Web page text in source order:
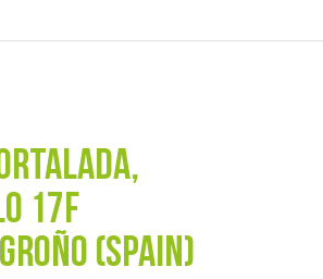
17F
(SPAIN)